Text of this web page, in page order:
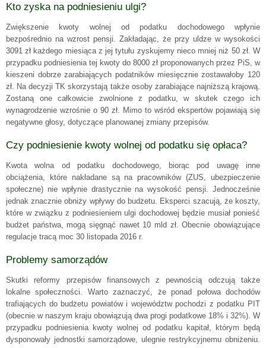
Kto zyska na podniesieniu ulgi?
Zwiększenie kwoty wolnej od podatku dochodowego wpłynie
bezpośrednio na wzrost pensji. Zakładając, że przy uldze w wysokości
3091 zł każdego miesiąca z jej tytułu zyskujemy nieco mniej niż 50 zł. W
przypadku podniesienia tej kwoty do 8000 zł proponowanych przez PiS, w
kieszeni dobrze zarabiających podatników miesięcznie zostawałoby 120
zł. Na decyzji TK skorzystają także osoby zarabiające najniższą krajową.
Zostaną one całkowicie zwolnione z podatku, w skutek czego ich
wynagrodzenie wzrośnie o 90 zł. Mimo to wśród ekspertów pojawiają się
negatywne głosy, dotyczące planowanej zmiany przepisów.
Czy podniesienie kwoty wolnej od podatku się opłaca?
Kwota wolna od podatku dochodowego, biorąc pod uwagę inne
obciążenia, które nakładane są na pracowników (ZUS, ubezpieczenie
społeczne) nie wpłynie drastycznie na wysokość pensji. Jednocześnie
jednak znacznie obniży wpływy do budżetu. Eksperci szacują, że koszty,
które w związku z podniesieniem ulgi dochodowej będzie musiał ponieść
budżet państwa, mogą sięgnąć nawet 10 mld zł. Obecnie obowiązujące
regulacje tracą moc 30 listopada 2016 r.
Problemy samorządów
Skutki reformy przepisów finansowych z pewnością odczują także
lokalne społeczności. Warto zaznaczyć, że ponad połowa dochodów
trafiających do budżetu powiatów i województw pochodzi z podatku PIT
(obecnie w naszym kraju obowiązują dwa progi podatkowe 18% i 32%). W
przypadku podniesienia kwoty wolnej od podatku kapitał, którym będą
dysponowały jednostki samorządowe, ulegnie restrykcyjnemu obniżeniu.